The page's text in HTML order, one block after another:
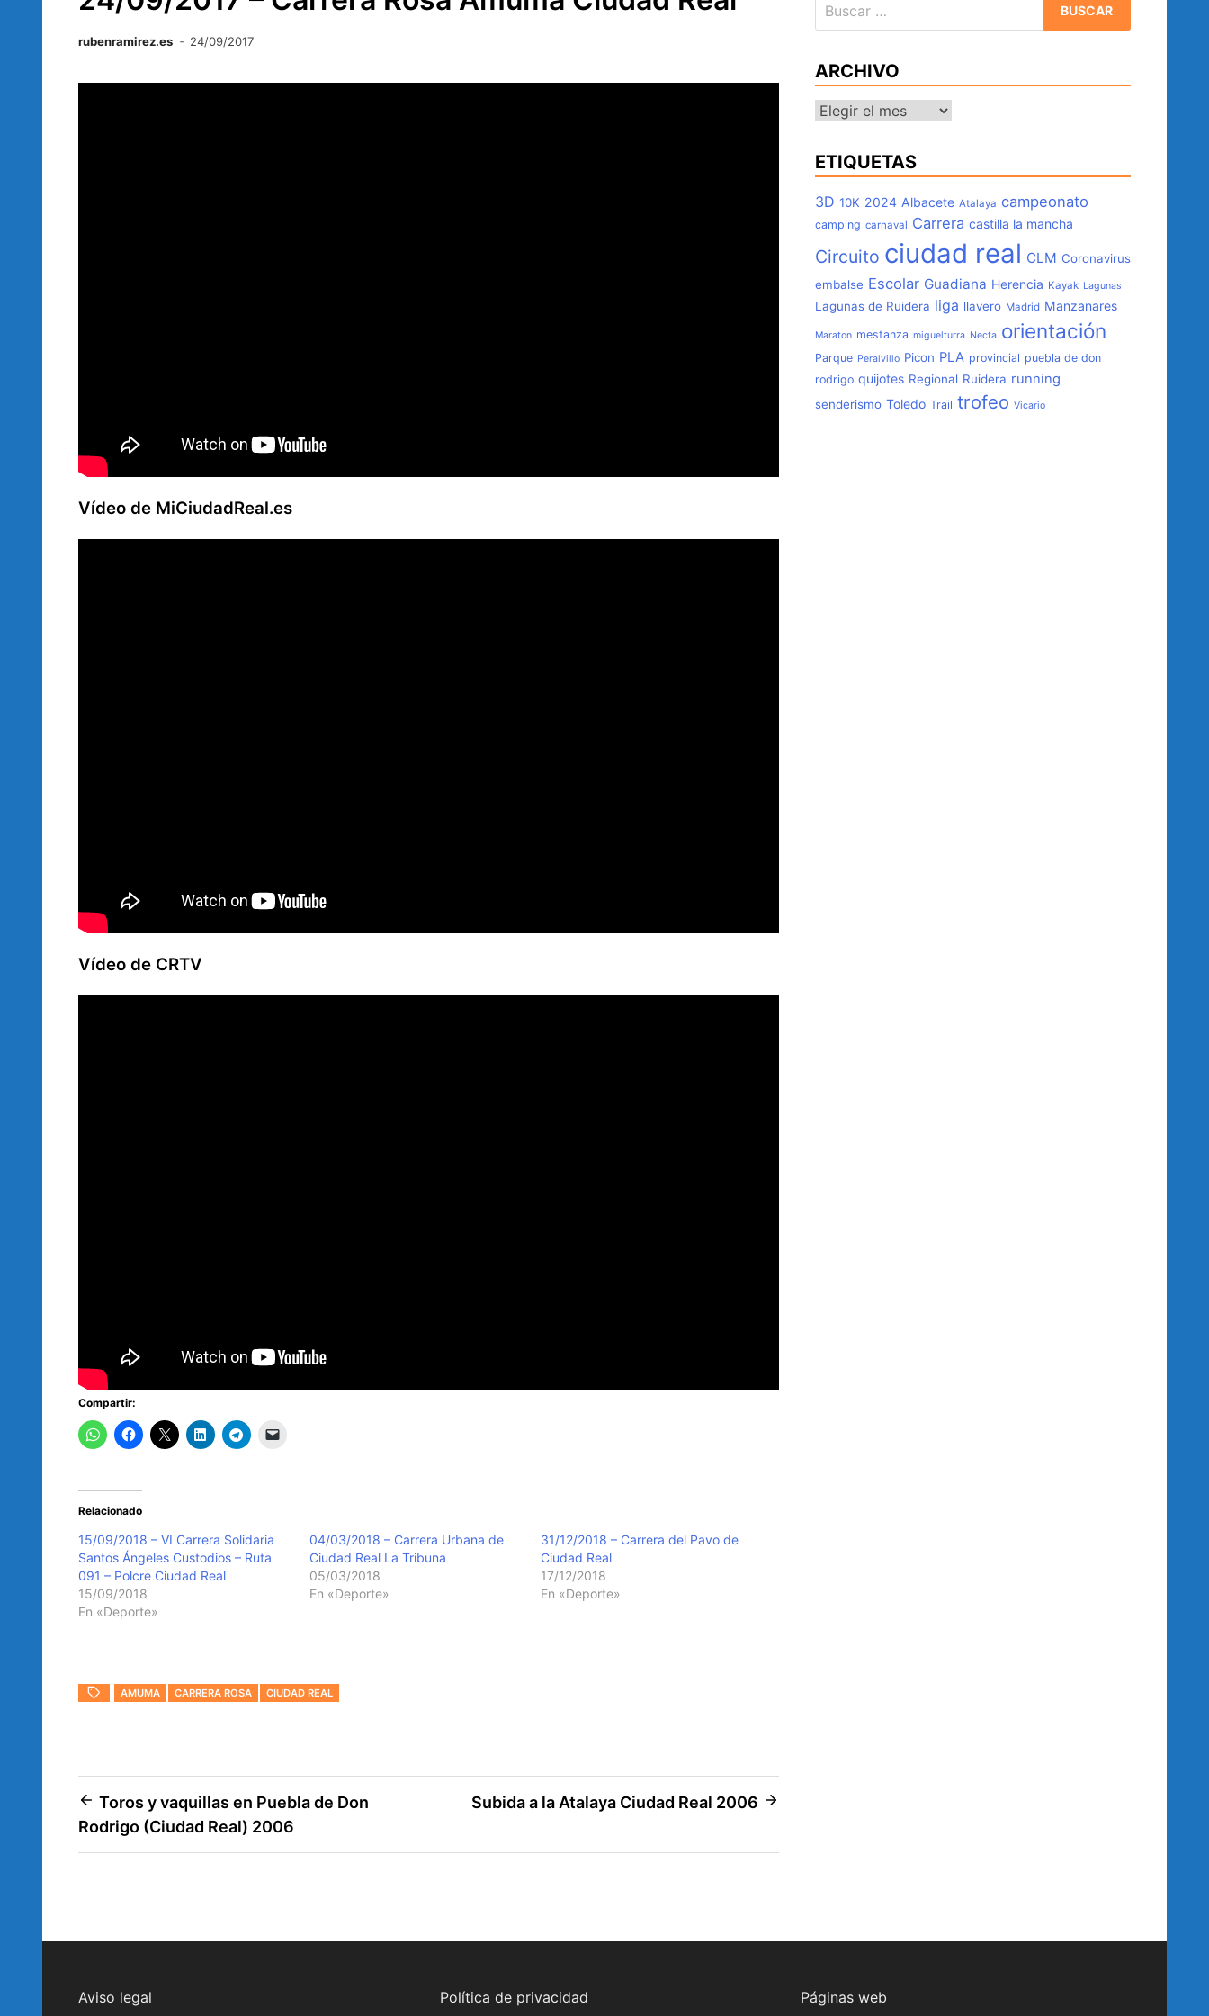
rubenramirez.es 24/09/2017
Vídeo de MiCiudadReal.es
Vídeo de CRTV
Compartir:
Relacionado
15/09/2018 – VI Carrera Solidaria
Santos Ángeles Custodios – Ruta
091 – Polcre Ciudad Real
15/09/2018
En «Deporte»
04/03/2018 – Carrera Urbana de
Ciudad Real La Tribuna
05/03/2018
En «Deporte»
31/12/2018 – Carrera del Pavo de
Ciudad Real
17/12/2018
En «Deporte»
AMUMA CARRERA ROSA CIUDAD REAL
Navegación
de
Toros y vaquillas en Puebla de Don
Rodrigo (Ciudad Real) 2006
Subida a la Atalaya Ciudad Real 2006
ARCHIVO
Archivo
ETIQUETAS
3D 10K 2024 Albacete Atalaya campeonato
camping carnaval Carrera castilla la mancha
Circuito ciudad real CLM Coronavirus
embalse Escolar Guadiana Herencia Kayak Lagunas
Lagunas de Ruidera liga llavero Madrid Manzanares
Maraton mestanza miguelturra Necta orientación
Parque Peralvillo Picon PLA provincial puebla de don
rodrigo quijotes Regional Ruidera running
senderismo Toledo Trail trofeo Vicario
Aviso legal Política de privacidad Páginas web